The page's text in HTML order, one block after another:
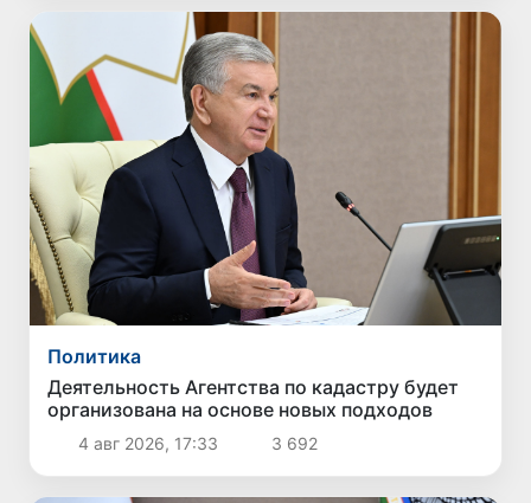
Политика
Деятельность Агентства по кадастру будет
организована на основе новых подходов
4 авг 2026, 17:33 3 692